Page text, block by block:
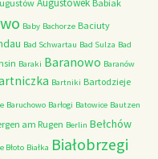
Augustówek Babiak
Baby Bachorze Baciuty
Bad Schwartau Bad Sulza Bad
Baraki Baranowo Baranów
Bartniki Bartodzieje
Baruchowo Barłogi Batowice Bautzen
am Rugen Berlin Bełchów
Błoto Białka Białobrzegi